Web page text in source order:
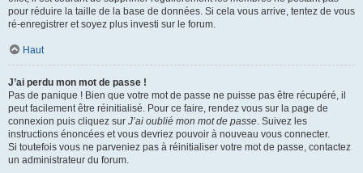
pour réduire la taille de la base de données. Si cela vous arrive, tentez de vous
ré-enregistrer et soyez plus investi sur le forum.
Haut
J’ai perdu mon mot de passe !
Pas de panique ! Bien que votre mot de passe ne puisse pas être récupéré, il
peut facilement être réinitialisé. Pour ce faire, rendez vous sur la page de
connexion puis cliquez sur J’ai oublié mon mot de passe. Suivez les
instructions énoncées et vous devriez pouvoir à nouveau vous connecter.
Si toutefois vous ne parveniez pas à réinitialiser votre mot de passe, contactez
un administrateur du forum.